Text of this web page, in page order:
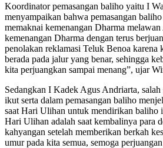
Koordinator pemasangan baliho yaitu I
menyampaikan bahwa pemasangan
memaknai kemenangan Dharma
kemenangan Dharma dengan terus
penolakan reklamasi Teluk Benoa karena
berada pada jalur yang benar, sehingga
kita perjuangkan sampai menang”, ujar
Sedangkan I Kadek Agus Andriarta, salah
ikut serta dalam pemasangan baliho
saat Hari Ulihan untuk mendirikan baliho
Hari Ulihan adalah saat kembalinya para
kahyangan setelah memberikan berkah
umur pada kita semua, semoga